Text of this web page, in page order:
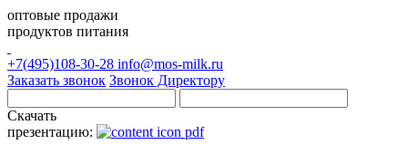
оптовые продажи
продуктов питания
+7(495)108-30-28 info@mos-milk.ru
Заказать звонок Звонок Директору
Скачать
презентацию: